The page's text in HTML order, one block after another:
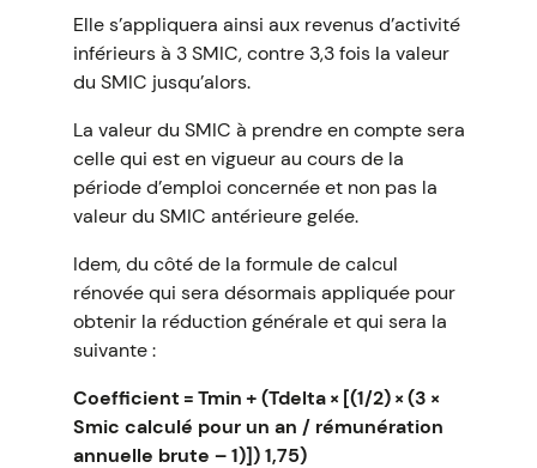
Elle s’appliquera ainsi aux revenus d’activité
inférieurs à 3 SMIC, contre 3,3 fois la valeur
du SMIC jusqu’alors.
La valeur du SMIC à prendre en compte sera
celle qui est en vigueur au cours de la
période d’emploi concernée et non pas la
valeur du SMIC antérieure gelée.
Idem, du côté de la formule de calcul
rénovée qui sera désormais appliquée pour
obtenir la réduction générale et qui sera la
suivante :
Coefficient = Tmin + (Tdelta × [(1/2) × (3 ×
Smic calculé pour un an / rémunération
annuelle brute – 1)]) 1,75)